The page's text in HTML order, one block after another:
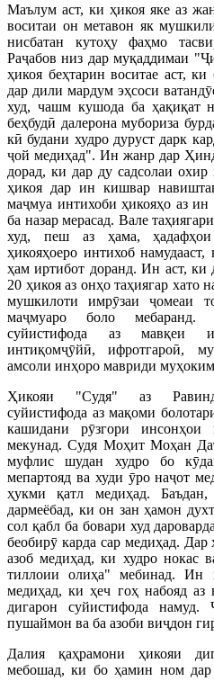
Маълум аст, ки ҳикоя яке аз
воситаи он метавон як
нисбатан кутоҳу фаҳмо
Раҷабов низ дар муқаддимаи
ҳикоя беҳтарин воситае аст,
дар дили мардум эҳсоси
худ, чашм кушода ба ҳақиқат
беҳбудӣ далерона мубориза
кӣ будани худро дуруст дарк
ҷой медиҳад". Ин жанр дар
дорад, ки дар ду садсолаи
ҳикоя дар ин кишвар
маҷмуа интихоби ҳикояҳо аз
ба назар мерасад. Вале
худ, пеш аз ҳама,
ҳикояҳоеро интихоб
ҳам иртибот доранд. Ин аст, ки
20 ҳикоя аз онҳо таҳиягар хато
мушкилоти имрӯзаи ҷомеаи
маҷмуаро боло мебаранд.
суйистифода аз мавқеи
интиқомҷӯйӣ, ифротгароӣ,
амсоли инҳоро мавриди
Ҳикояи "Судя" аз
суйистифода аз мақоми
кашидани рӯзгори инсонҳои
мекунад. Судя Моҳит Моҳан
муфлис шудан худро бо
мепартояд ва худи ӯро наҷот
ҳукми қатл медиҳад.
дармеёбад, ки он зан ҳамон
сол қабл ба бовари худ
беобирӯ карда сар медиҳад.
азоб медиҳад, ки худро нокас
тиллоии олиҳа" мебинад. Ин
медиҳад, ки ҳеч гоҳ набояд аз
дигарон суйистифода
пушаймон ва ба азоби виҷдон
Далия қаҳрамони ҳикояи
мебошад, ки бо ҳамин ном дар